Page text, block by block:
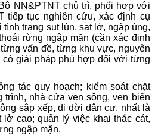
NN&PTNT chủ trì, phối hợp với
tiếp tục nghiên cứu, xác định cụ
trạng sụt lún, sạt lở, ngập úng,
rừng ngập mặn (cần xác định
vấn đề, từng khu vực, nguyên
có giải pháp phù hợp đối với từng
tác quy hoạch; kiểm soát chặt
trình, nhà cửa ven sông, ven biển
sắp xếp, di dời dân cư, nhất là
cao; quản lý việc khai thác cát,
ngập mặn.